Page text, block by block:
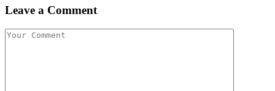
Leave a Comment